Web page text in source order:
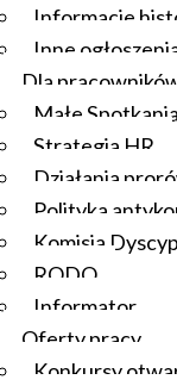
Informacje
Inne
Dla
Małe
Strategia HR
Działania
Polityka
Komisja
RODO
Informator
Oferty pracy
Konkursy